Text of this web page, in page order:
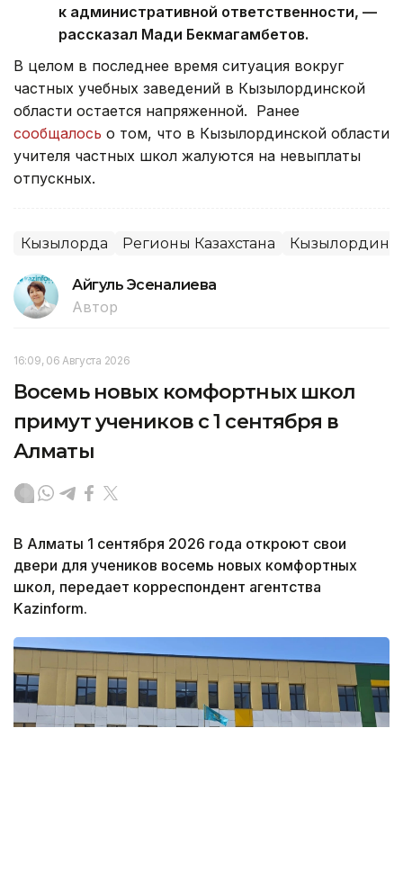
к административной ответственности, —
рассказал Мади Бекмагамбетов.
В целом в последнее время ситуация вокруг
частных учебных заведений в Кызылординской
области остается напряженной. Ранее
сообщалось о том, что в Кызылординской области
учителя частных школ жалуются на невыплаты
отпускных.
Кызылорда Регионы Казахстана
Айгуль Эсеналиева
Автор
16:09, 06 Августа 2026
Восемь новых комфортных школ
примут учеников с 1 сентября в
Алматы
В Алматы 1 сентября 2026 года откроют свои
двери для учеников восемь новых комфортных
школ, передает корреспондент агентства
Kazinform.